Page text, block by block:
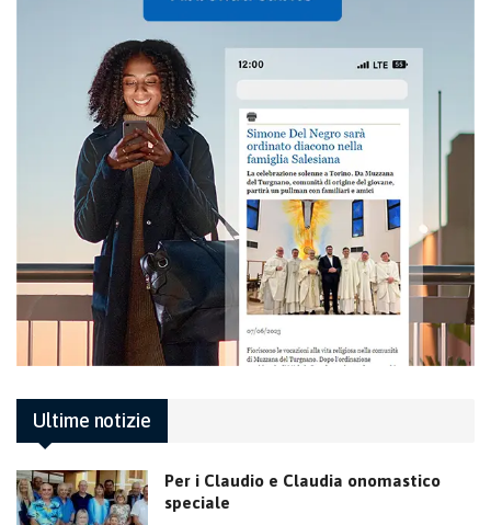
Ultime notizie
Per i Claudio e Claudia onomastico
speciale